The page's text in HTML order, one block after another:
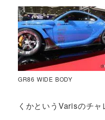
GR86 WIDE BODY
くかというVarisのチャ